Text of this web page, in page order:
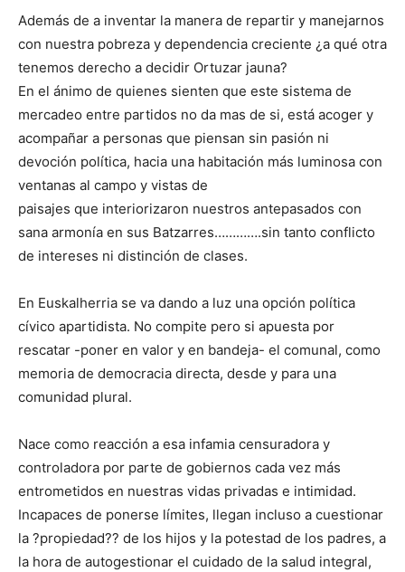
Además de a inventar la manera de repartir y manejarnos
con nuestra pobreza y dependencia creciente ¿a qué otra
tenemos derecho a decidir Ortuzar jauna?
En el ánimo de quienes sienten que este sistema de
mercadeo entre partidos no da mas de si, está acoger y
acompañar a personas que piensan sin pasión ni
devoción política, hacia una habitación más luminosa con
ventanas al campo y vistas de
paisajes que interiorizaron nuestros antepasados con
sana armonía en sus Batzarres………….sin tanto conflicto
de intereses ni distinción de clases.
En Euskalherria se va dando a luz una opción política
cívico apartidista. No compite pero si apuesta por
rescatar -poner en valor y en bandeja- el comunal, como
memoria de democracia directa, desde y para una
comunidad plural.
Nace como reacción a esa infamia censuradora y
controladora por parte de gobiernos cada vez más
entrometidos en nuestras vidas privadas e intimidad.
Incapaces de ponerse límites, llegan incluso a cuestionar
la ?propiedad?? de los hijos y la potestad de los padres, a
la hora de autogestionar el cuidado de la salud integral,